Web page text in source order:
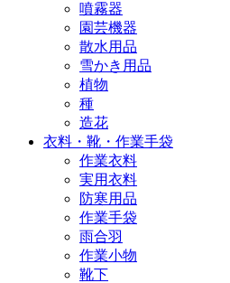
噴霧器
園芸機器
散水用品
雪かき用品
植物
種
造花
衣料・靴・作業手袋
作業衣料
実用衣料
防寒用品
作業手袋
雨合羽
作業小物
靴下